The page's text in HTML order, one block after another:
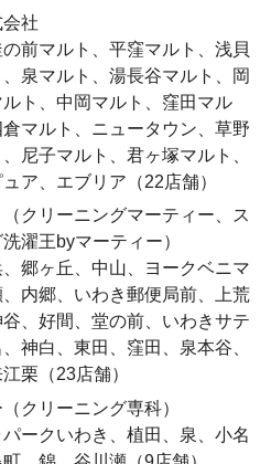
社
前マルト、平窪マルト、浅貝
泉マルト、湯長谷マルト、岡
ト、中岡マルト、窪田マル
倉マルト、ニュータウン、草野
尼子マルト、君ヶ塚マルト、
ア、エブリア（22店舗）
リーニングマーティー、ス
濯王byマーティー）
郷ヶ丘、中山、ヨークベニマ
内郷、いわき郵便局前、上荒
、好間、堂の前、いわきサテ
神白、東田、窪田、泉本谷、
栗（23店舗）
クリーニング専科）
ークいわき、植田、泉、小名